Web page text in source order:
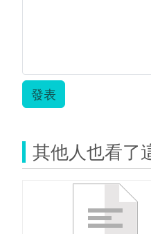
發表
其他人也看了